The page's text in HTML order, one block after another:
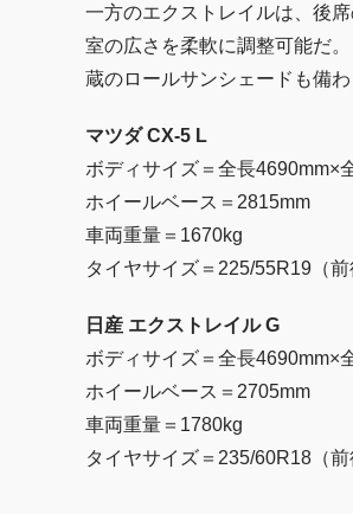
一方のエクストレイルは、後
室の広さを柔軟に調整可能だ
蔵のロールサンシェードも備
マツダ CX-5 L
ボディサイズ＝全長4690mm×
ホイールベース＝2815mm
車両重量＝1670kg
タイヤサイズ＝225/55R19（前
日産 エクストレイル G
ボディサイズ＝全長4690mm×
ホイールベース＝2705mm
車両重量＝1780kg
タイヤサイズ＝235/60R18（前